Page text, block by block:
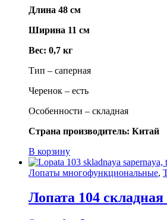
Длина 48 см
Ширина 11 см
Вес: 0,7 кг
Тип – саперная
Черенок – есть
Особенности – складная
Страна производитель: Китай
В корзину
Лопаты многофункциональные,
Лопата 104